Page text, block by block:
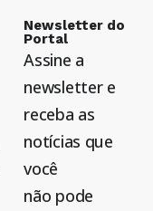
Newsletter do
Portal
Assine a
newsletter e
receba as
notícias que
você
não pode